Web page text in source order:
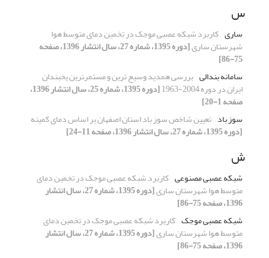
س
ساری کاربرد شبکه‌ عصبی موجک در تخمین دمای متوسط هوا
شهرستان ساری [دوره 1395، شماره 27، سال انتشار 1396، صفحه
75-86]
سامانه بندالی بررسی همدید وسیع ترین و مستمرترین یخبندان
ایران در دوره 2004-1963 [دوره 1395، شماره 25، سال انتشار 1396،
صفحه 1-20]
سوز باد تعیین شاخص سوز باد استان اصفهان بر اساس دمای کمینه
[دوره 1395، شماره 27، سال انتشار 1396، صفحه 11-24]
ش
شبکه عصبی مصنوعی کاربرد شبکه‌ عصبی موجک در تخمین دمای
متوسط هوا شهرستان ساری [دوره 1395، شماره 27، سال انتشار
1396، صفحه 75-86]
شبکه عصبی موجک کاربرد شبکه‌ عصبی موجک در تخمین دمای
متوسط هوا شهرستان ساری [دوره 1395، شماره 27، سال انتشار
1396، صفحه 75-86]